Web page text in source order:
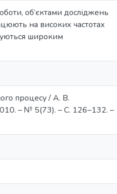
об’єктами досліджень
на високих частотах
широким
процесу / А. В.
– № 5(73). – С. 126–132. –